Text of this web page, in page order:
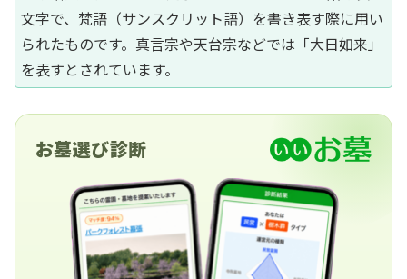
文字で、梵語（サンスクリット語）を書き表す際に用い
られたものです。真言宗や天台宗などでは「大日如来」
を表すとされています。
お墓選び診断